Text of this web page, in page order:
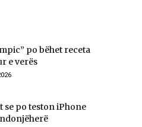
po bëhet receta
e verës
se po teston iPhone